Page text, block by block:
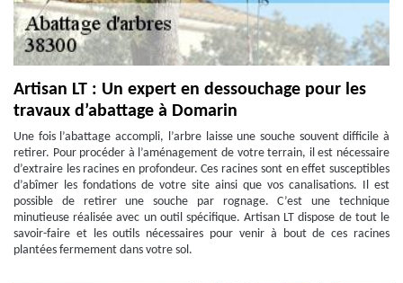
Artisan LT : Un expert en dessouchage pour les
travaux d’abattage à Domarin
Une fois l’abattage accompli, l’arbre laisse une souche souvent difficile à
retirer. Pour procéder à l’aménagement de votre terrain, il est nécessaire
d’extraire les racines en profondeur. Ces racines sont en effet susceptibles
d’abîmer les fondations de votre site ainsi que vos canalisations. Il est
possible de retirer une souche par rognage. C’est une technique
minutieuse réalisée avec un outil spécifique. Artisan LT dispose de tout le
savoir-faire et les outils nécessaires pour venir à bout de ces racines
plantées fermement dans votre sol.